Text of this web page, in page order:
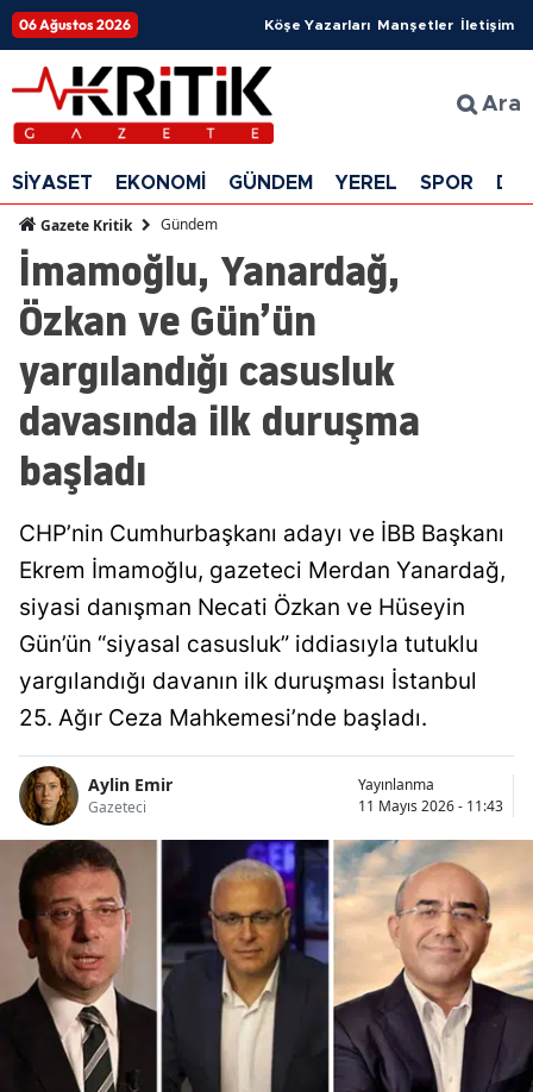
06 Ağustos 2026 Köşe Yazarları Manşetler İletişim
Ara
SİYASET EKONOMİ GÜNDEM YEREL SPOR
Gazete Kritik Gündem
İmamoğlu, Yanardağ,
Özkan ve Gün’ün
yargılandığı casusluk
davasında ilk duruşma
başladı
CHP’nin Cumhurbaşkanı adayı ve İBB Başkanı
Ekrem İmamoğlu, gazeteci Merdan Yanardağ,
siyasi danışman Necati Özkan ve Hüseyin
Gün’ün “siyasal casusluk” iddiasıyla tutuklu
yargılandığı davanın ilk duruşması İstanbul
25. Ağır Ceza Mahkemesi’nde başladı.
Aylin Emir
Gazeteci
Yayınlanma
11 Mayıs 2026 - 11:43